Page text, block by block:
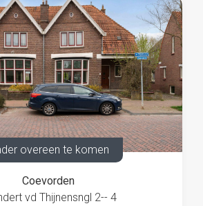
overeen te komen
Coevorden
vd Thijnensngl 2-- 4